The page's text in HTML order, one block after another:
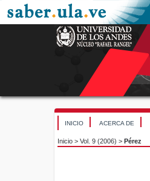
INICIO ACERCA DE
Inicio > Vol. 9 (2006) > Pérez